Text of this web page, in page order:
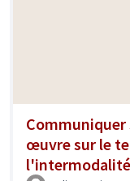
Communiquer
œuvre sur le
l'intermodalité